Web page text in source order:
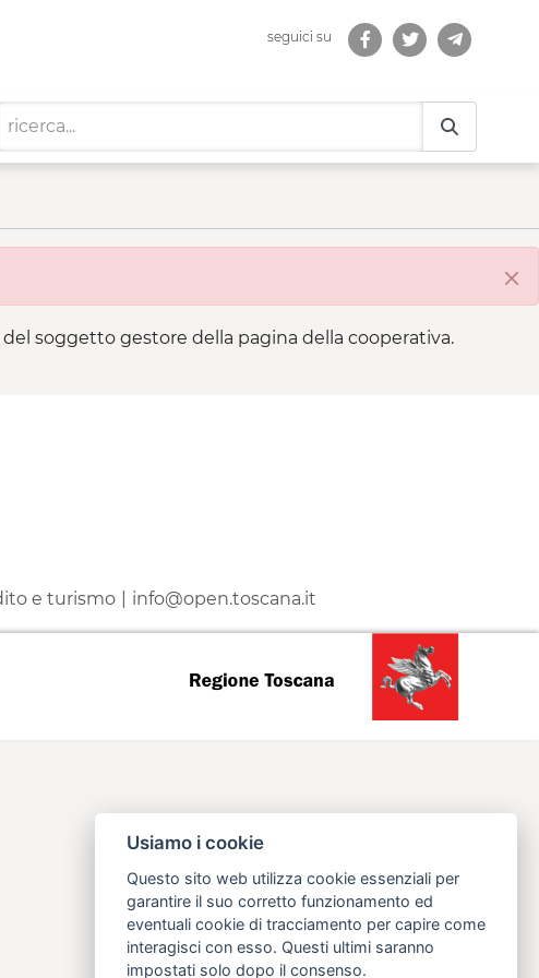
seguici su
soggetto gestore della pagina della cooperativa.
e turismo info@open.toscana.it
Usiamo i cookie
Questo sito web utilizza cookie essenziali per
garantire il suo corretto funzionamento ed
eventuali cookie di tracciamento per capire come
interagisci con esso. Questi ultimi saranno
impostati solo dopo il consenso.